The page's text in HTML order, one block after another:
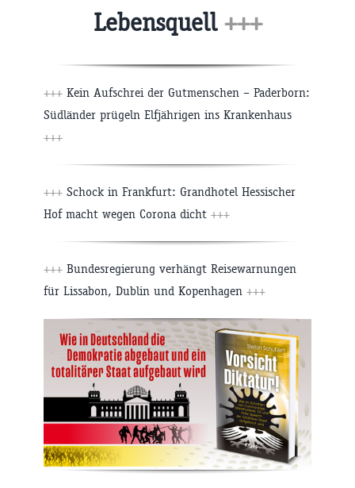
Lebensquell +++
+++ Kein Aufschrei der Gutmenschen – Paderborn:
Südländer prügeln Elfjährigen ins Krankenhaus
+++
+++ Schock in Frankfurt: Grandhotel Hessischer
Hof macht wegen Corona dicht +++
+++ Bundesregierung verhängt Reisewarnungen
für Lissabon, Dublin und Kopenhagen +++